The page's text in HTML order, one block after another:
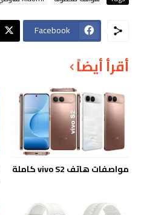
Facebook
أقرأ أيضاً
مواصفات هاتف vivo S2 كاملة